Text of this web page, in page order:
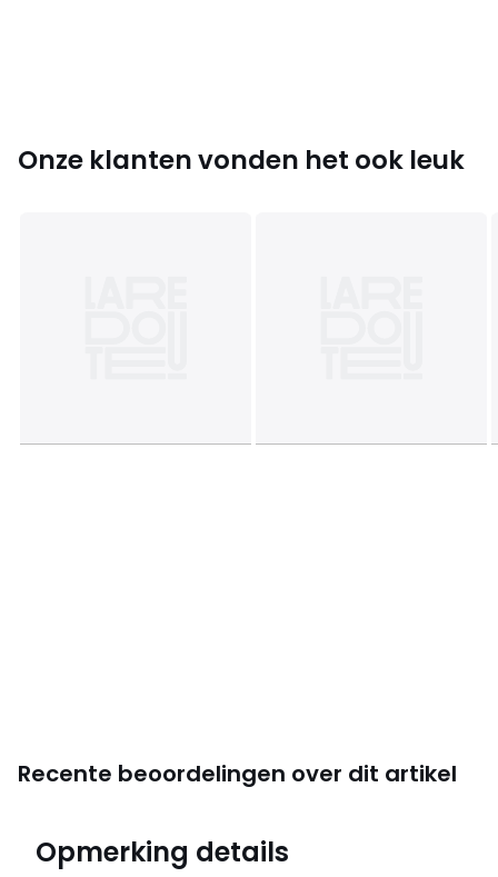
Maten 36, 37, 38, 39, 40, 41, 42
Onze klanten vonden het ook leuk
Recente beoordelingen over dit artikel
4,6
Opmerking details